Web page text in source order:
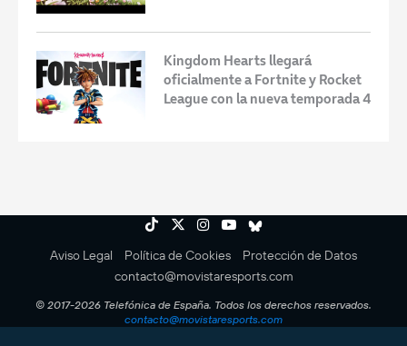
Kingdom Hearts llegará
oficialmente a Fortnite y Rocket
League con la nueva temporada 4
Aviso Legal Política de Cookies
Protección de Datos
contacto@movistaresports.com
© 2017-2026 Telefónica de España. Todos los derechos reservados.
contacto@movistaresports.com